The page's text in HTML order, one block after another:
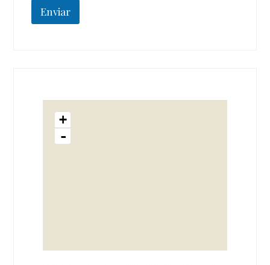
Enviar
+
-